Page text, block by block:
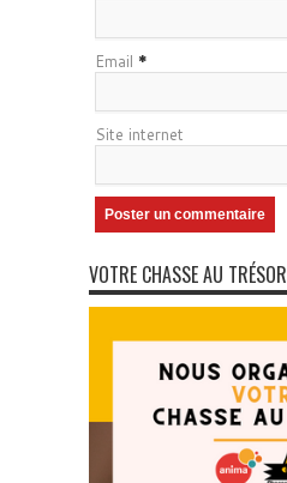
Email *
Site internet
VOTRE CHASSE AU TRÉSOR